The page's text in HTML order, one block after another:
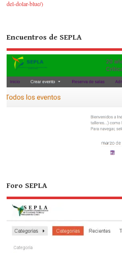
del-dolar-blue/)
Encuentros de SEPLA
Foro SEPLA